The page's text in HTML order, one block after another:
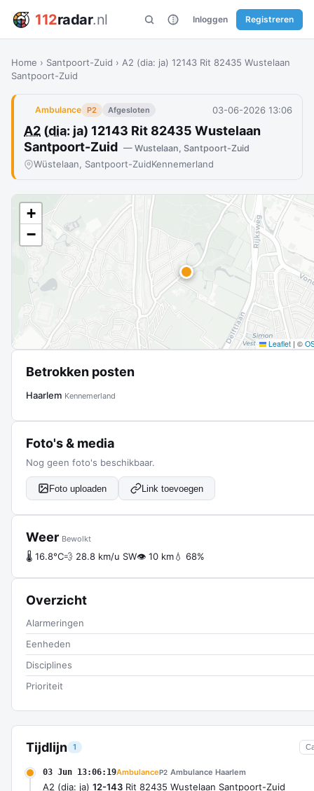
112radar.nl Inloggen Registreren
Home › Santpoort-Zuid › A2 (dia: ja) 12143 Rit 82435 Wustelaan
Santpoort-Zuid
Ambulance P2 Afgesloten 03-06-2026 13:06
A2 (dia: ja) 12143 Rit 82435 Wustelaan
Santpoort-Zuid — Wustelaan, Santpoort-Zuid
Wüstelaan, Santpoort-ZuidKennemerland
Tijdlijn 1
03 Jun 13:06:19AmbulanceP2 Ambulance Haarlem
A2 (dia: ja) 12-143 Rit 82435 Wustelaan Santpoort-Zuid
+
−
Leaflet | ©
Betrokken posten
Haarlem Kennemerland
Foto's & media
Nog geen foto's beschikbaar.
Foto uploaden Link toevoegen
Weer Bewolkt
🌡 16.8°C💨 28.8 km/u SW👁 10 km💧 68%
Overzicht
Alarmeringen
Eenheden
Disciplines
Prioriteit